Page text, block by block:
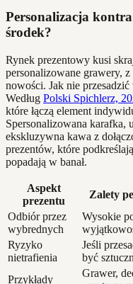
Personalizacja
środek?
Rynek prezentowy kusi
personalizowane grawery,
nowości. Jak nie
Według Polski Spichlerz,
które łączą element
Spersonalizowana karafka,
ekskluzywna kawa z
prezentów, które podkreślają
popadają w banał.
Aspekt
prezentu
Zalety
Odbiór przez
wybrednych
Wysokie
Ryzyko
nietrafienia
Jeśli
być
Przykłady
Grawer,